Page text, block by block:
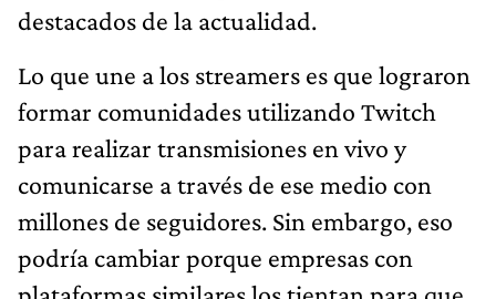
destacados de la actualidad.
Lo que une a los streamers es que lograron
formar comunidades utilizando Twitch
para realizar transmisiones en vivo y
comunicarse a través de ese medio con
millones de seguidores. Sin embargo, eso
podría cambiar porque empresas con